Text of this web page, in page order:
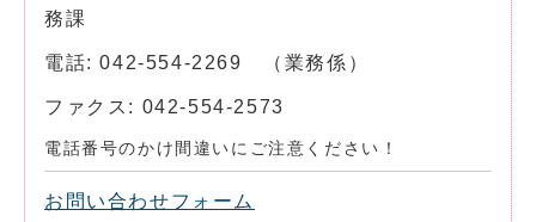
務課
電話: 042-554-2269 （業務係）
ファクス: 042-554-2573
電話番号のかけ間違いにご注意ください！
お問い合わせフォーム